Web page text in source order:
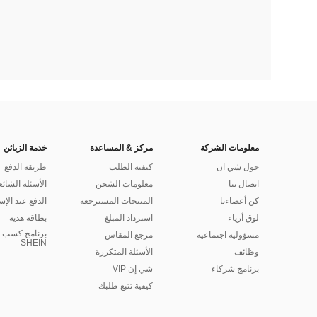
معلومات الشركة
حول شي ان
اتصال بنا
كن أعضاءنا
لوق أزياء
مسؤولية اجتماعية
وظائف
برنامج شركاء
مركز & المساعدة
كيفية الطلب
معلومات الشحن
المنتجات المسترجعة
استرداد المبلغ
مرجع المقاس
الأسئلة المتكررة
شي إن VIP
كيفية تتبع طلبك
خدمة الزبائن
طريقة الدفع
الأسئلة
الدفع عند
بطاقة هدية
برنامج كسب
SHEIN